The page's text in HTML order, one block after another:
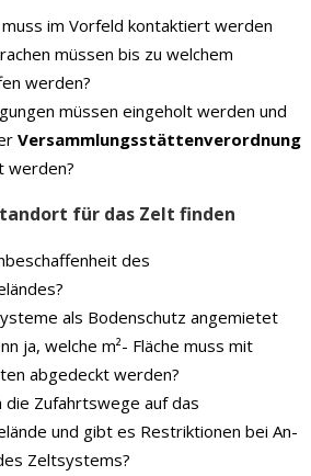
im Vorfeld kontaktiert werden
müssen bis zu welchem
werden?
müssen eingeholt werden und
Versammlungsstättenverordnung
werden?
für das Zelt finden
des
als Bodenschutz angemietet
ja, welche m²- Fläche muss mit
abgedeckt werden?
die Zufahrtswege auf das
und gibt es Restriktionen bei An-
Zeltsystems?